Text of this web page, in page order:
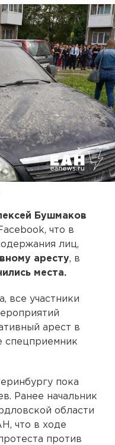
Бушмаков
что в
лиц,
аресту, в
места.
все участники
арест в
спецприемник
пока
Ранее начальник
области
что в ходе
против